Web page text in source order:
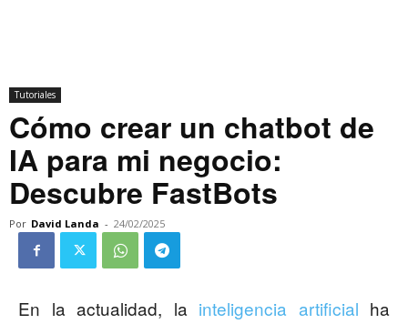
Tutoriales
Cómo crear un chatbot de
IA para mi negocio:
Descubre FastBots
Por David Landa - 24/02/2025
En la actualidad, la inteligencia artificial ha